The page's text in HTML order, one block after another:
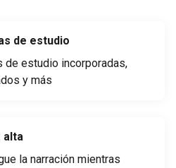
de estudio
de estudio incorporadas,
y más
alta
la narración mientras